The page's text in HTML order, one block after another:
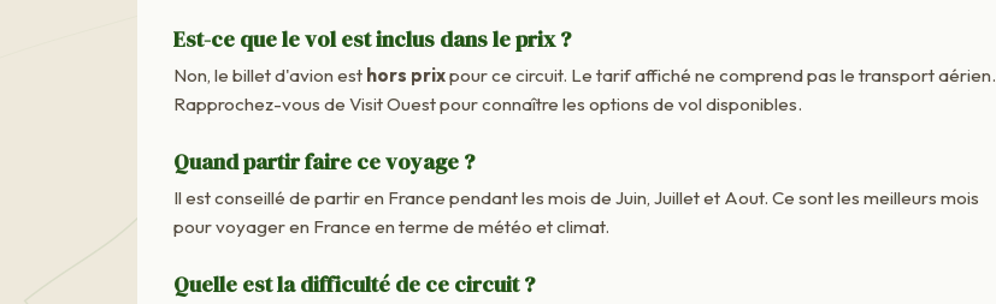
Est-ce que le vol est inclus dans le prix ?
Non, le billet d'avion est hors prixpour ce circuit. Le tarif affiché ne comprend pas le transport aérien.
Rapprochez-vous de Visit Ouest pour connaître les options de vol disponibles.
Quand partir faire ce voyage ?
Il est conseillé de partir en France pendant les mois de Juin, Juillet et Aout. Ce sont les meilleurs mois
pour voyager en France en terme de météo et climat.
Quelle est la difficulté de ce circuit ?